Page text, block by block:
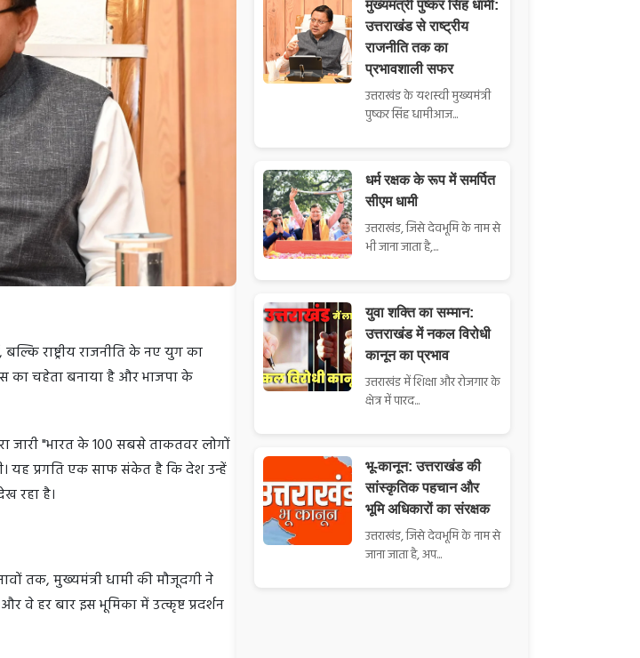
राष्ट्रीय राजनीति के नए युग का
का चहेता बनाया है और भाजपा के
जारी "भारत के 100 सबसे ताकतवर लोगों
यह प्रगति एक साफ संकेत है कि देश उन्हें
रहा है।
तक, मुख्यमंत्री धामी की मौजूदगी ने
वे हर बार इस भूमिका में उत्कृष्ट प्रदर्शन
मुख्यमंत्री पुष्कर सिंह धामी:
उत्तराखंड से राष्ट्रीय
राजनीति तक का
प्रभावशाली सफर
उत्तराखंड के यशस्वी मुख्यमंत्री
पुष्कर सिंह धामीआज...
धर्म रक्षक के रूप में समर्पित
सीएम धामी
उत्तराखंड, जिसे देवभूमि के नाम से
भी जाना जाता है,...
युवा शक्ति का सम्मान:
उत्तराखंड में नकल विरोधी
कानून का प्रभाव
उत्तराखंड में शिक्षा और रोजगार के
क्षेत्र में पारद...
भू-कानून: उत्तराखंड की
सांस्कृतिक पहचान और
भूमि अधिकारों का संरक्षक
उत्तराखंड, जिसे देवभूमि के नाम से
जाना जाता है, अप...